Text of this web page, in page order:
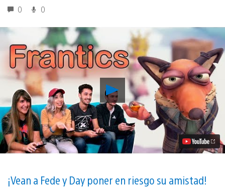
0 0
Reproducir
¡PlayLink
y
Frantics
se
Tomaron
el
Nuevo
Estación
PlayStation!
¡Vean a Fede y Day poner en riesgo su amistad!